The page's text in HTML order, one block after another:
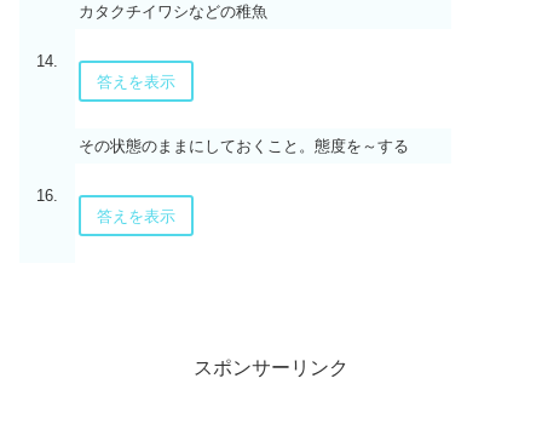
14.
カタクチイワシなどの稚魚
答えを表示
16.
その状態のままにしておくこと。態度を～する
答えを表示
スポンサーリンク